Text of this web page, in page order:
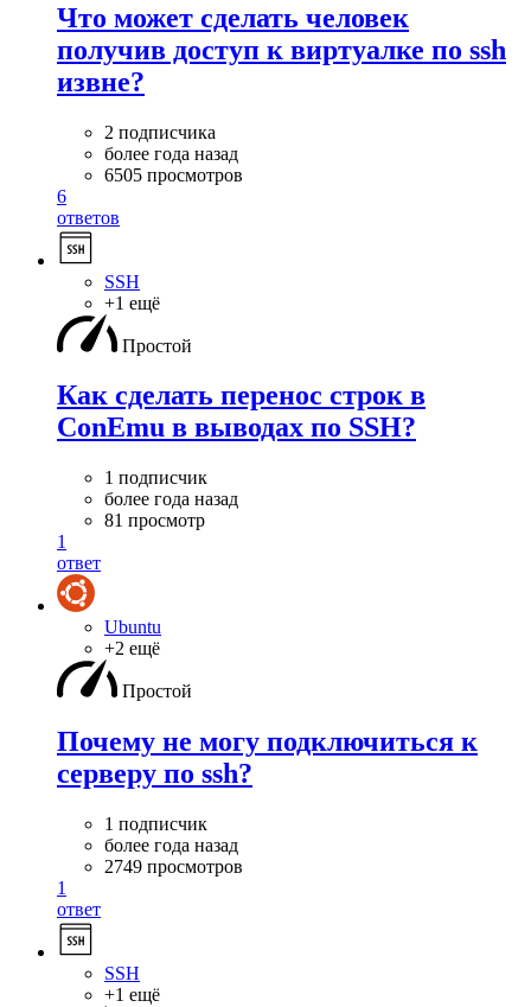
Что может сделать человек
получив доступ к виртуалке по ssh
извне?
2 подписчика
более года назад
6505 просмотров
6
ответов
SSH
+1 ещё
Простой
Как сделать перенос строк в
ConEmu в выводах по SSH?
1 подписчик
более года назад
81 просмотр
1
ответ
Ubuntu
+2 ещё
Простой
Почему не могу подключиться к
серверу по ssh?
1 подписчик
более года назад
2749 просмотров
1
ответ
SSH
+1 ещё